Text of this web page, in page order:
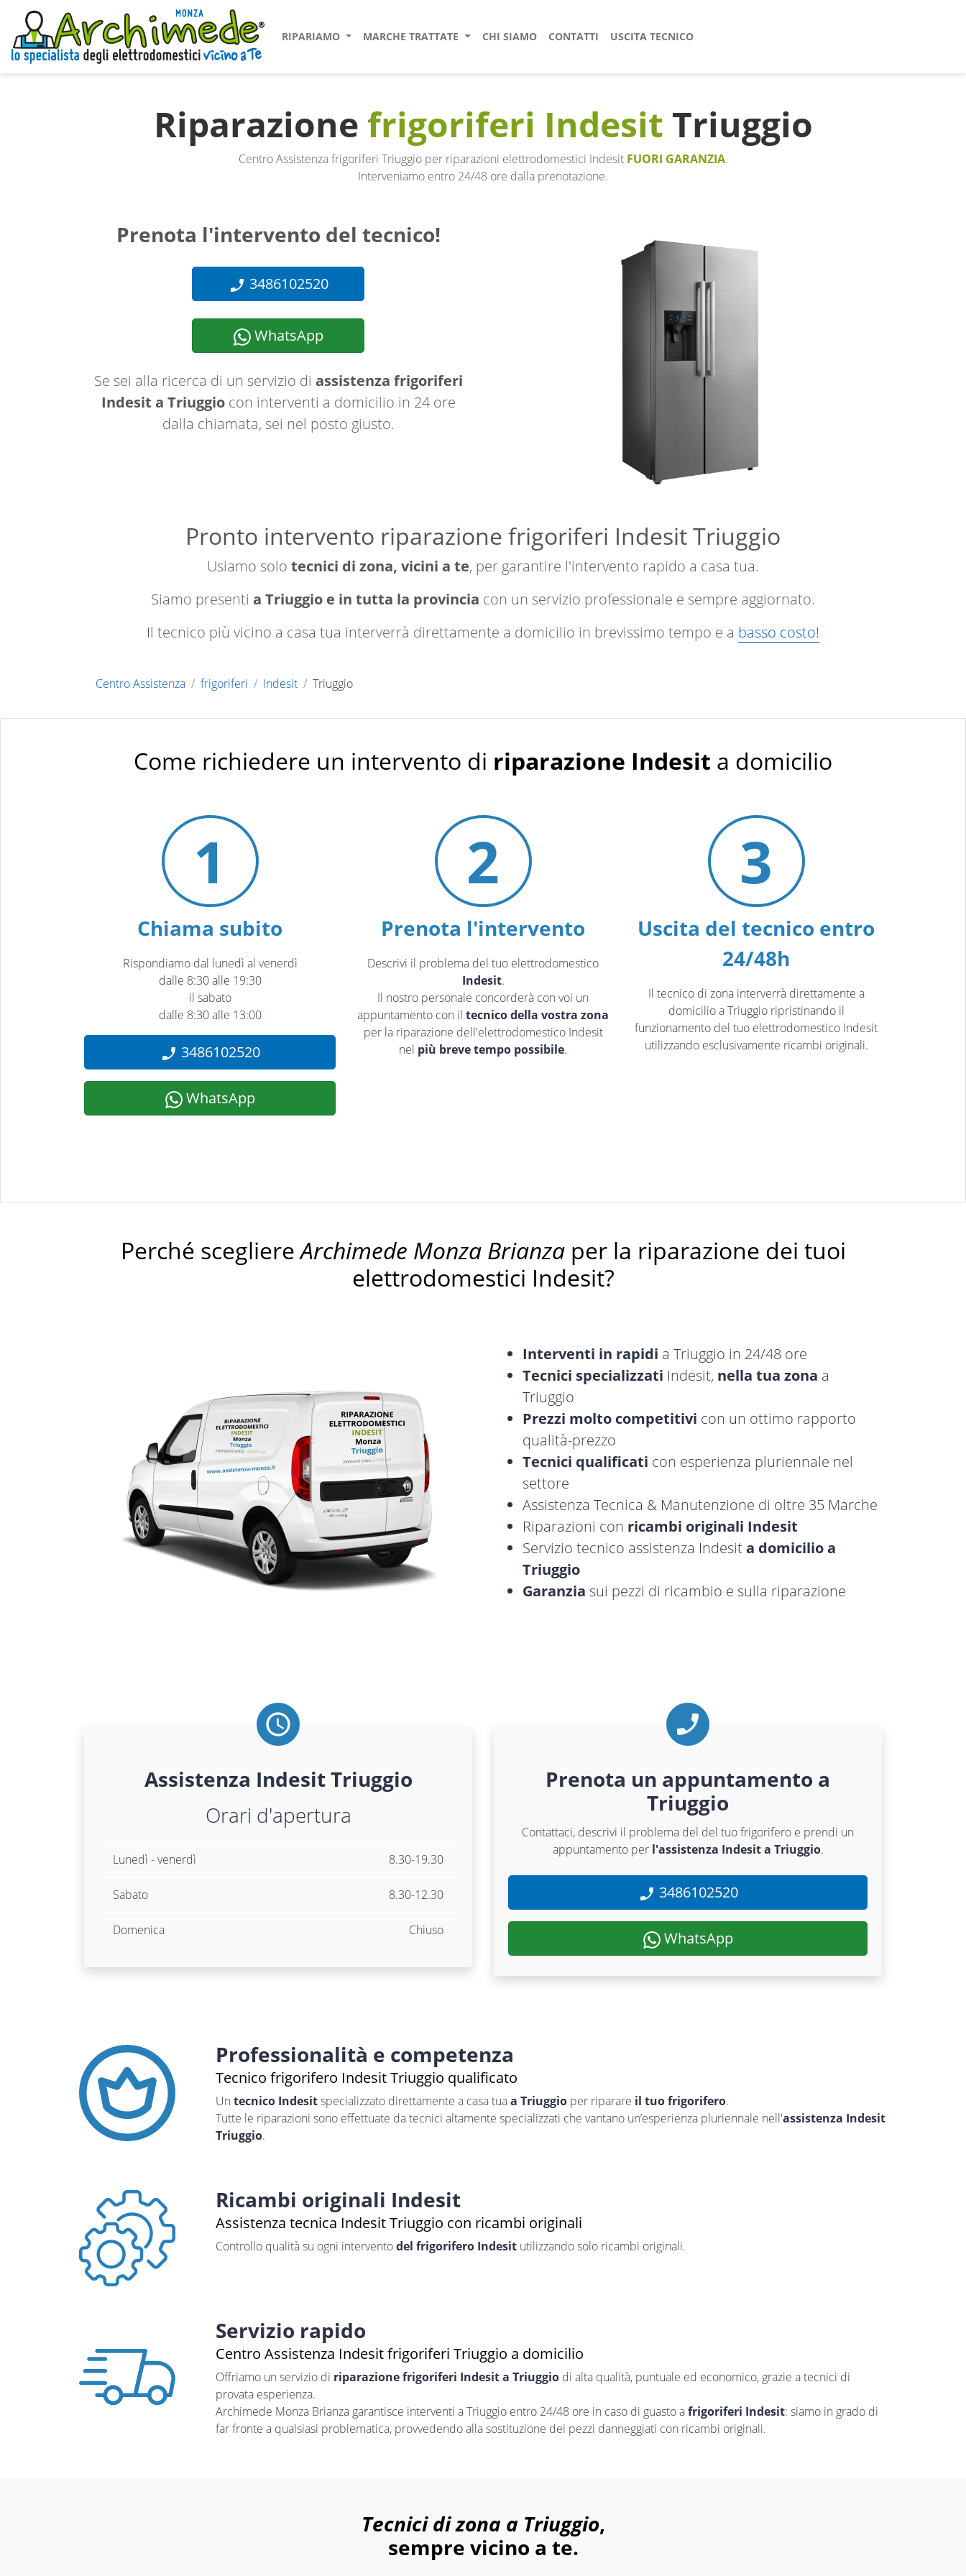
RIPARIAMO MARCHE TRATTATE CHI SIAMO CONTATTI USCITA TECNICO
Riparazione frigoriferi Indesit Triuggio
Centro Assistenza frigoriferi Triuggio per riparazioni elettrodomestici Indesit FUORI GARANZIA.
Interveniamo entro 24/48 ore dalla prenotazione.
Prenota l'intervento del tecnico!
3486102520
WhatsApp
Se sei alla ricerca di un servizio di assistenza frigoriferi
Indesit a Triuggiocon interventi a domicilio in 24 ore
dalla chiamata, sei nel posto giusto.
Pronto intervento riparazione frigoriferi Indesit Triuggio
Usiamo solo tecnici di zona, vicini a te, per garantire l'intervento rapido a casa tua.
Siamo presenti a Triuggio e in tutta la provincia con un servizio professionale e sempre aggiornato.
Il tecnico più vicino a casa tua interverrà direttamente a domicilio in brevissimo tempo e a basso costo!
Centro Assistenza frigoriferi Indesit Triuggio
Come richiedere un intervento di riparazione Indesit a domicilio
1
Chiama subito
Rispondiamo dal lunedì al venerdì
dalle 8:30 alle 19:30
il sabato
dalle 8:30 alle 13:00
3486102520
WhatsApp
2
Prenota l'intervento
Descrivi il problema del tuo elettrodomestico
Indesit.
Il nostro personale concorderà con voi un
appuntamento con il tecnico della vostra zona
per la riparazione dell'elettrodomestico Indesit
nel più breve tempo possibile.
3
Uscita del tecnico entro
24/48h
Il tecnico di zona interverrà direttamente a
domicilio a Triuggio ripristinando il
funzionamento del tuo elettrodomestico Indesit
utilizzando esclusivamente ricambi originali.
Perché scegliereArchimede Monza Brianzaper la riparazione dei tuoi
elettrodomestici Indesit?
Interventi in rapidi a Triuggio in 24/48 ore
Tecnici specializzati Indesit, nella tua zona a
Triuggio
Prezzi molto competitivi con un ottimo rapporto
qualità-prezzo
Tecnici qualificati con esperienza pluriennale nel
settore
Assistenza Tecnica & Manutenzione di oltre 35 Marche
Riparazioni con ricambi originali Indesit
Servizio tecnico assistenza Indesita domicilio a
Triuggio
Garanzia sui pezzi di ricambio e sulla riparazione
Assistenza IndesitTriuggio
Orari d'apertura
Lunedì - venerdì 8.30-19.30
Sabato 8.30-12.30
Domenica Chiuso
Prenota un appuntamento a
Triuggio
Contattaci, descrivi il problema del del tuo frigorifero e prendi un
appuntamento per l'assistenza Indesit a Triuggio.
3486102520
WhatsApp
Professionalità e competenza
Tecnico frigorifero Indesit Triuggio qualificato
Un tecnico Indesitspecializzato direttamente a casa tuaa Triuggio per riparare il tuo frigorifero.
Tutte le riparazioni sono effettuate da tecnici altamente specializzati che vantano un’esperienza pluriennale nell'assistenza Indesit
Triuggio.
Ricambi originali Indesit
Assistenza tecnica Indesit Triuggio con ricambi originali
Controllo qualità su ogni interventodel frigorifero Indesit utilizzando solo ricambi originali.
Servizio rapido
Centro Assistenza Indesit frigoriferi Triuggio a domicilio
Offriamo un servizio di riparazione frigoriferi Indesit a Triuggio di alta qualità, puntuale ed economico, grazie a tecnici di
provata esperienza.
Archimede Monza Brianza garantisce interventi a Triuggio entro 24/48 ore in caso di guasto afrigoriferi Indesit: siamo in grado di
far fronte a qualsiasi problematica, provvedendo alla sostituzione dei pezzi danneggiati con ricambi originali.
Tecnici di zona a Triuggio,
sempre vicino a te.